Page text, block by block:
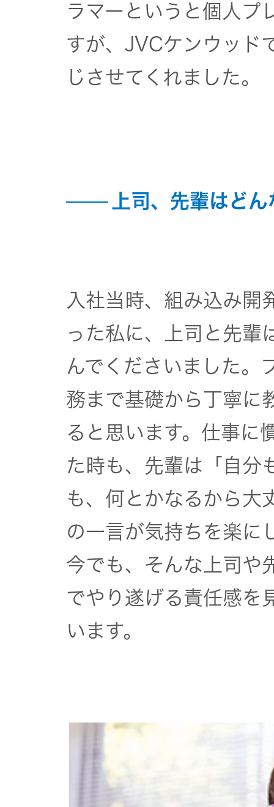
ラマーというと個人プ
すが、JVCケンウッド
じさせてくれました。
上司、先輩はど
入社当時、組み込み開
った私に、上司と先輩
んでくださいました。
務まで基礎から丁寧に
ると思います。仕事に
た時も、先輩は「自分
も、何とかなるから大
の一言が気持ちを楽に
今でも、そんな上司や
でやり遂げる責任感を
います。